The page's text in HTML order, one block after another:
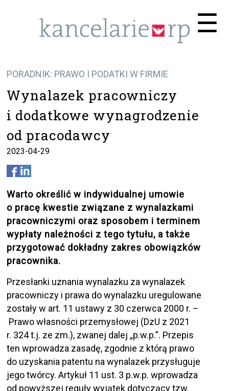
☰
PORADNIK: PRAWO I PODATKI W FIRMIE
Wynalazek pracowniczy
i dodatkowe wynagrodzenie
od pracodawcy
2023-04-29
Warto określić w indywidualnej umowie
o pracę kwestie związane z wynalazkami
pracowniczymi oraz sposobem i terminem
wypłaty należności z tego tytułu, a także
przygotować dokładny zakres obowiązków
pracownika.
Przesłanki uznania wynalazku za wynalazek
pracowniczy i prawa do wynalazku uregulowane
zostały w art. 11 ustawy z 30 czerwca 2000 r. –
Prawo własności przemysłowej (DzU z 2021
r. 324 t.j. ze zm.), zwanej dalej „p.w.p.”. Przepis
ten wprowadza zasadę, zgodnie z którą prawo
do uzyskania patentu na wynalazek przysługuje
jego twórcy. Artykuł 11 ust. 3 p.w.p. wprowadza
od powyższej reguły wyjątek dotyczący tzw.